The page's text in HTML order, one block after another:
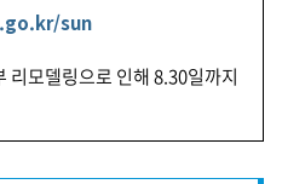
sun
모델링으로 인해 8.30일까지